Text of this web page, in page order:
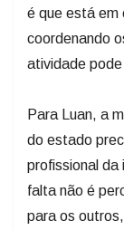
é que está em
coordenando
atividade
Para Luan, a
do estado
profissional
falta não é
para os